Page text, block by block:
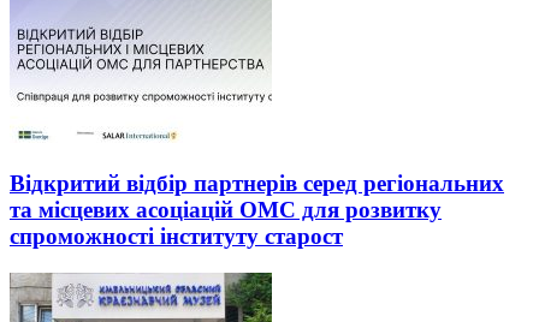
Відкритий відбір партнерів серед регіональних
та місцевих асоціацій ОМС для розвитку
спроможності інституту старост